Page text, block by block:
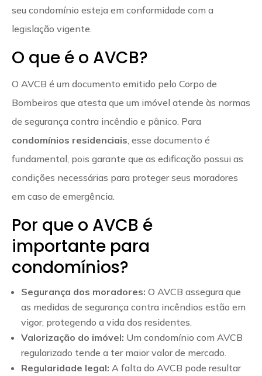
seu condomínio esteja em conformidade com a
legislação vigente.
O que é o AVCB?
O AVCB é um documento emitido pelo Corpo de
Bombeiros que atesta que um imóvel atende às normas
de segurança contra incêndio e pânico. Para
condomínios residenciais , esse documento é
fundamental, pois garante que as edificação possui as
condições necessárias para proteger seus moradores
em caso de emergência.
Por que o AVCB é
importante para
condomínios?
Segurança dos moradores: O AVCB assegura que
as medidas de segurança contra incêndios estão em
vigor, protegendo a vida dos residentes.
Valorização do imóvel: Um condomínio com AVCB
regularizado tende a ter maior valor de mercado.
Regularidade legal: A falta do AVCB pode resultar